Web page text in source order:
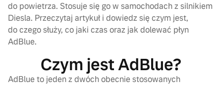
do powietrza. Stosuje się go w samochodach z silnikiem
Diesla. Przeczytaj artykuł i dowiedz się czym jest,
do czego służy, co jaki czas oraz jak dolewać płyn
AdBlue.
Czym jest AdBlue?
AdBlue to jeden z dwóch obecnie stosowanych